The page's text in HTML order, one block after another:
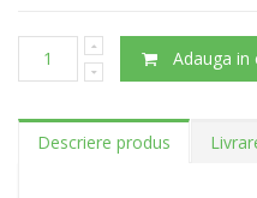
Adauga in
Descriere produs